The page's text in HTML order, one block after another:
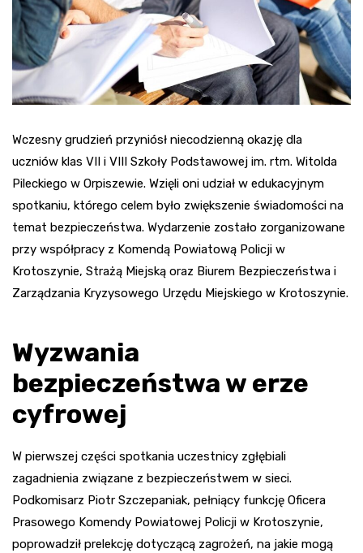
Wczesny grudzień przyniósł niecodzienną okazję dla
uczniów klas VII i VIII Szkoły Podstawowej im. rtm. Witolda
Pileckiego w Orpiszewie. Wzięli oni udział w edukacyjnym
spotkaniu, którego celem było zwiększenie świadomości na
temat bezpieczeństwa. Wydarzenie zostało zorganizowane
przy współpracy z Komendą Powiatową Policji w
Krotoszynie, Strażą Miejską oraz Biurem Bezpieczeństwa i
Zarządzania Kryzysowego Urzędu Miejskiego w Krotoszynie.
Wyzwania
bezpieczeństwa w erze
cyfrowej
W pierwszej części spotkania uczestnicy zgłębiali
zagadnienia związane z bezpieczeństwem w sieci.
Podkomisarz Piotr Szczepaniak, pełniący funkcję Oficera
Prasowego Komendy Powiatowej Policji w Krotoszynie,
poprowadził prelekcję dotyczącą zagrożeń, na jakie mogą